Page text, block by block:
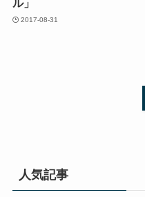
ル」
2017-08-31
人気記事